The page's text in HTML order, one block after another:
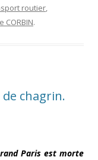
routier,
CORBIN.
chagrin.
Paris est morte